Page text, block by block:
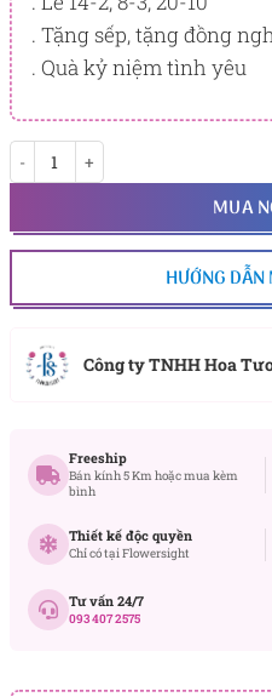
. Tặng sếp, tặng đồng
. Quà kỷ niệm tình yêu
MUA
HƯỚNG
Công ty TNHH Hoa
Freeship
Bán kính 5 Km hoặc mua kèm
bình
Thiết kế độc quyền
Chỉ có tại Flowersight
Tư vấn 24/7
093 407 2575